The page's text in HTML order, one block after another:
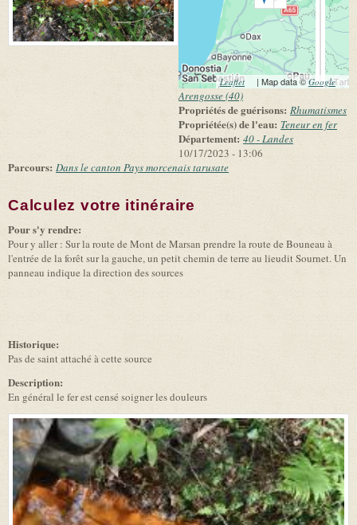
Leaflet (link is external)
| Map data ©Google(link
Arengosse (40)
Propriétés de guérisons: Rhumatismes
Propriétée(s) de l'eau: Teneur en fer
Département: 40 - Landes
10/17/2023 - 13:06
Parcours: Dans le canton Pays morcenais tarusate
Calculez votre itinéraire
Pour s'y rendre:
Pour y aller : Sur la route de Mont de Marsan prendre la route de Bouneau à
l'entrée de la forêt sur la gauche, un petit chemin de terre au lieudit Sournet. Un
panneau indique la direction des sources
Historique:
Pas de saint attaché à cette source
Description:
En général le fer est censé soigner les douleurs